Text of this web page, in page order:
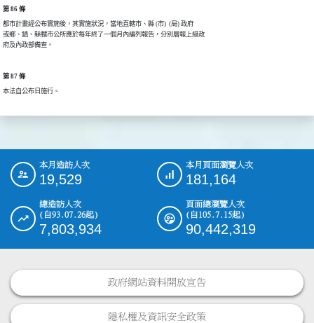
第 86 條
都市計畫經公布實施後，其實施狀況，當地直轄市、縣 (市)  (局) 政府
或鄉、鎮、縣轄市公所應於每年終了一個月內編列報告，分別層報上級政
第 87 條
::: 本月造訪人次
19,529
本月頁面瀏覽人次
181,164
總造訪人次
(自93.07.26起)
7,803,934
頁面總瀏覽人次
(自105.7.15起)
90,442,319
政府網站資料開放宣告
隱私權及資訊安全政策